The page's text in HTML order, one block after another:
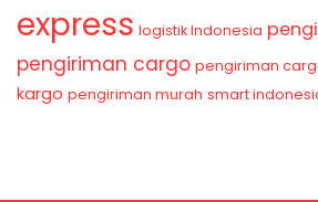
express logistik Indonesia
pengiriman cargo pengiriman
kargo pengiriman murah smart